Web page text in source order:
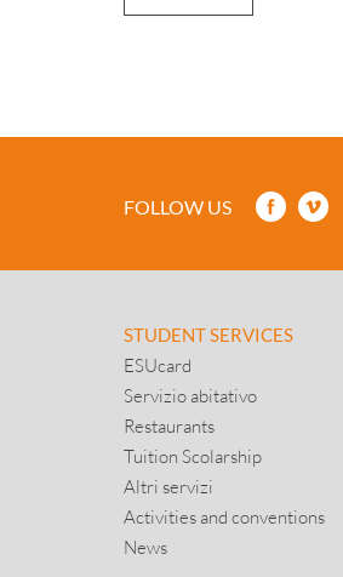
FOLLOW US
STUDENT SERVICES
ESUcard
Servizio abitativo
Restaurants
Tuition Scolarship
Altri servizi
Activities and conventions
News